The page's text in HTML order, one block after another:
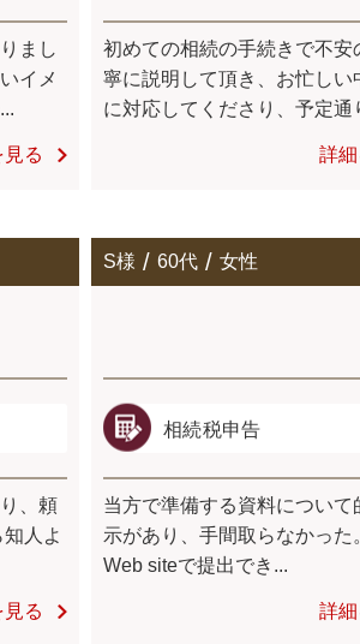
まし
イメ
る
初めての相続の手続きで不安
寧に説明して頂き、お忙しい
に対応してくださり、予定通
詳
、頼
人よ
る
S様 60代 女性
相続税申告
当方で準備する資料について
示があり、手間取らなかった
Web siteで提出でき...
詳